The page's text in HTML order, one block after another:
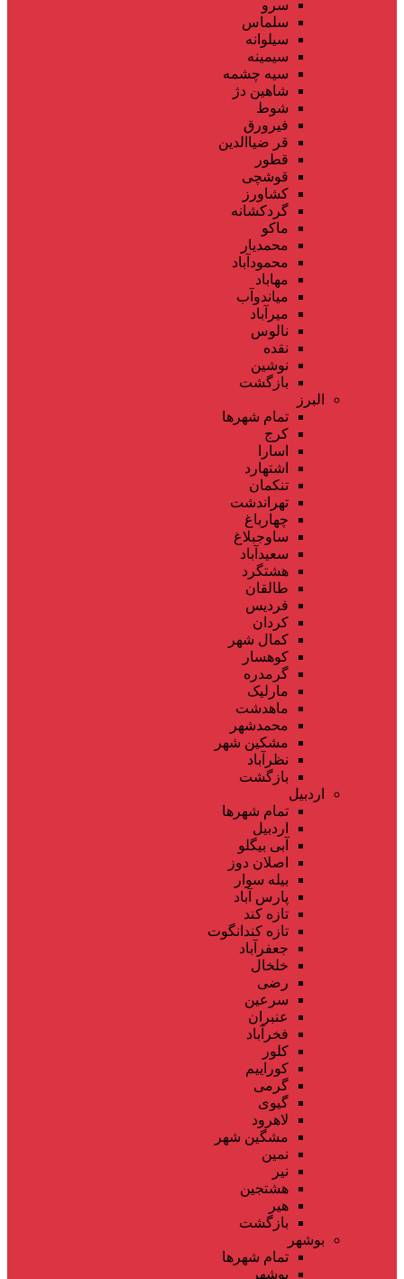
سرو
سلماس
سیلوانه
سیمینه
سیه چشمه
شاهین دژ
شوط
فیرورق
قر ضیاالدین
قطور
قوشچی
کشاورز
گردکشانه
ماکو
محمدیار
محمودآباد
مهاباد
میاندوآب
میرآباد
نالوس
نقده
نوشین
بازگشت
البرز
تمام شهر‌ها
کرج
اسارا
اشتهارد
تنکمان
تهراندشت
چهارباغ
ساوجبلاغ
سعیدآباد
هشتگرد
طالقان
فردیس
کردان
کمال شهر
کوهسار
گرمدره
مارلیک
ماهدشت
محمدشهر
مشکین شهر
نظرآباد
بازگشت
اردبیل
تمام شهر‌ها
اردبیل
آبی بیگلو
اصلان دوز
بیله سوار
پارس آباد
تازه کند
تازه کندانگوت
جعفرآباد
خلخال
رضی
سرعین
عنبران
فخرآباد
کلور
کوراییم
گرمی
گیوی
لاهرود
مشگین شهر
نمین
نیر
هشتجین
هیر
بازگشت
بوشهر
تمام شهر‌ها
بوشهر